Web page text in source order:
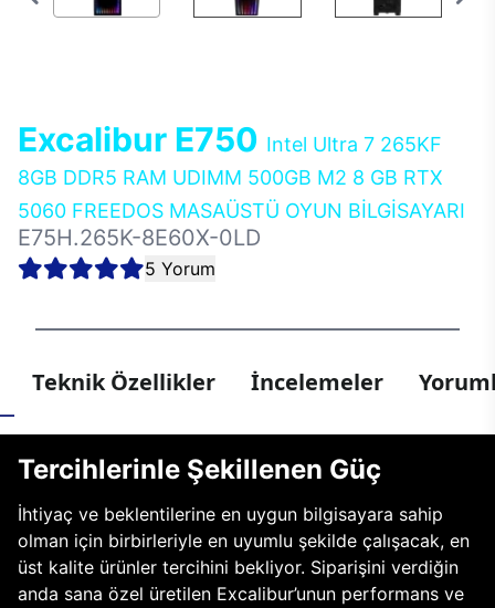
Excalibur E750 Intel Ultra 7 265KF
8GB DDR5 RAM UDIMM 500GB M2 8 GB RTX
5060 FREEDOS MASAÜSTÜ OYUN BİLGİSAYARI
E75H.265K-8E60X-0LD
5 Yorum
Teknik Özellikler İncelemeler
Tercihlerinle Şekillenen Güç
İhtiyaç ve beklentilerine en uygun bilgisayara sahip
olman için birbirleriyle en uyumlu şekilde çalışacak, en
üst kalite ürünler tercihini bekliyor. Siparişini verdiğin
anda sana özel üretilen Excalibur’unun performans ve